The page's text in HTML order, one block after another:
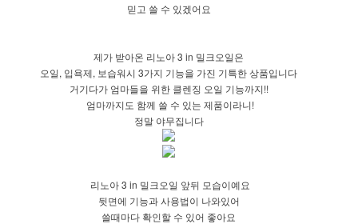
믿고 쓸 수 있겠어요
제가 받아온 리노아 3 in 밀크오일은
오일, 입욕제, 보습워시 3가지 기능을 가진 기특한 상품입니다
거기다가 엄마들을 위한 클렌징 오일 기능까지!!
엄마까지도 함께 쓸 수 있는 제품이라니!
정말 야무집니다
리노아 3 in 밀크오일 앞뒤 모습이예요
뒷면에 기능과 사용법이 나와있어
쓸때마다 확인할 수 있어 좋아요